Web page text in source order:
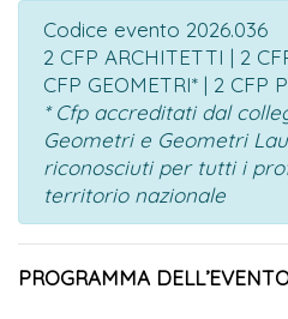
Codice evento 2026.036
2 CFP ARCHITETTI | 2
CFP GEOMETRI* | 2 CFP
* Cfp accreditati dal
Geometri e Geometri
riconosciuti per tutti i
territorio nazionale
PROGRAMMA